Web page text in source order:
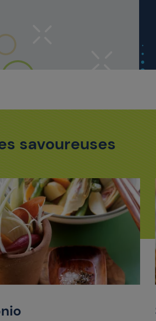
savoureuses